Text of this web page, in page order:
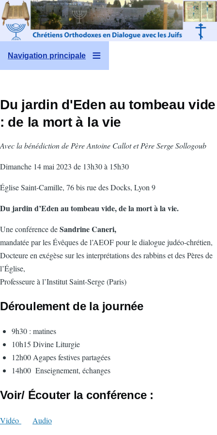
Aller au contenu principal
Navigation principale
Du jardin d'Eden au tombeau vide
: de la mort à la vie
Avec la bénédiction de Père Antoine Callot et Père Serge Sollogoub
Dimanche 14 mai 2023 de 13h30 à 15h30
Église Saint-Camille, 76 bis rue des Docks, Lyon 9
Du jardin d’Eden au tombeau vide, de la mort à la vie.
Une conférence deSandrine Caneri,
mandatée par les Évêques de l’AEOF pour le dialogue judéo-chrétien,
Docteure en exégèse sur les interprétations des rabbins et des Pères de
l’Église,
Professeure à l’Institut Saint-Serge (Paris)
Déroulement de la journée
9h30 : matines
10h15 Divine Liturgie
12h00 Agapes festives partagées
14h00 Enseignement, échanges
Voir/ Écouter la conférence :
Vidéo Audio